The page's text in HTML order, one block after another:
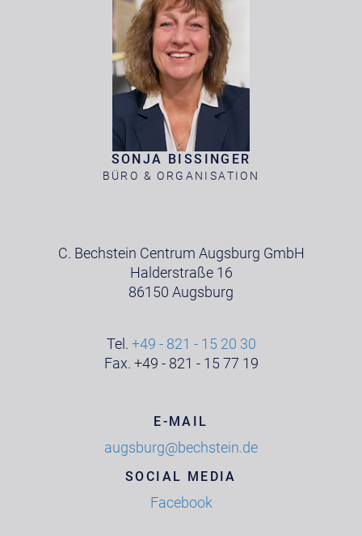
SONJA BISSINGER
BÜRO & ORGANISATION
C. Bechstein Centrum Augsburg GmbH
Halderstraße 16
86150 Augsburg
Tel. +49 - 821 - 15 20 30
Fax. +49 - 821 - 15 77 19
E-MAIL
augsburg@bechstein.de
SOCIAL MEDIA
Facebook